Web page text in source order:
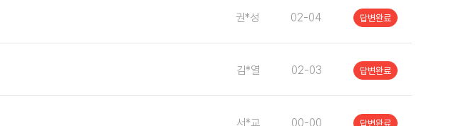
권*성 02-04 답변완료
김*열 02-03 답변완료
서*교 00-00 답변완료